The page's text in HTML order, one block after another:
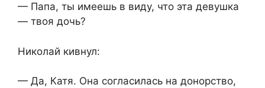
— Папа, ты имеешь в виду, что эта девушка
— твоя дочь?
Николай кивнул:
— Да, Катя. Она согласилась на донорство,